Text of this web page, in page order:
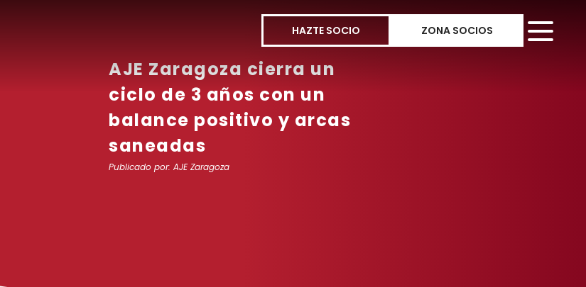
HAZTE SOCIO ZONA SOCIOS
AJE Zaragoza cierra un
ciclo de 3 años con un
balance positivo y arcas
saneadas
Publicado por: AJE Zaragoza